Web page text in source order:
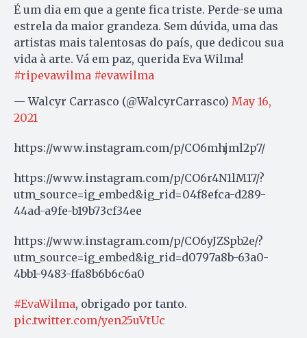
É um dia em que a gente fica triste. Perde-se uma
estrela da maior grandeza. Sem dúvida, uma das
artistas mais talentosas do país, que dedicou sua
vida à arte. Vá em paz, querida Eva Wilma!
#ripevawilma #evawilma
— Walcyr Carrasco (@WalcyrCarrasco) May 16,
2021
https://www.instagram.com/p/CO6mhjml2p7/
https://www.instagram.com/p/CO6r4N1lM17/?
utm_source=ig_embed&ig_rid=04f8efca-d289-
44ad-a9fe-b19b73cf34ee
https://www.instagram.com/p/CO6yJZSpb2e/?
utm_source=ig_embed&ig_rid=d0797a8b-63a0-
4bb1-9483-ffa8b6b6c6a0
#EvaWilma, obrigado por tanto.
pic.twitter.com/yen25uVtUc